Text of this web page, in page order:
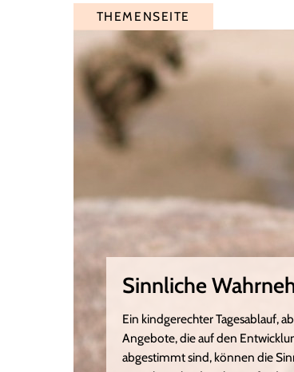
THEMENSEITE
Sinnliche
Ein kindgerechter Tagesablauf,
Angebote, die auf den
abgestimmt sind, können die